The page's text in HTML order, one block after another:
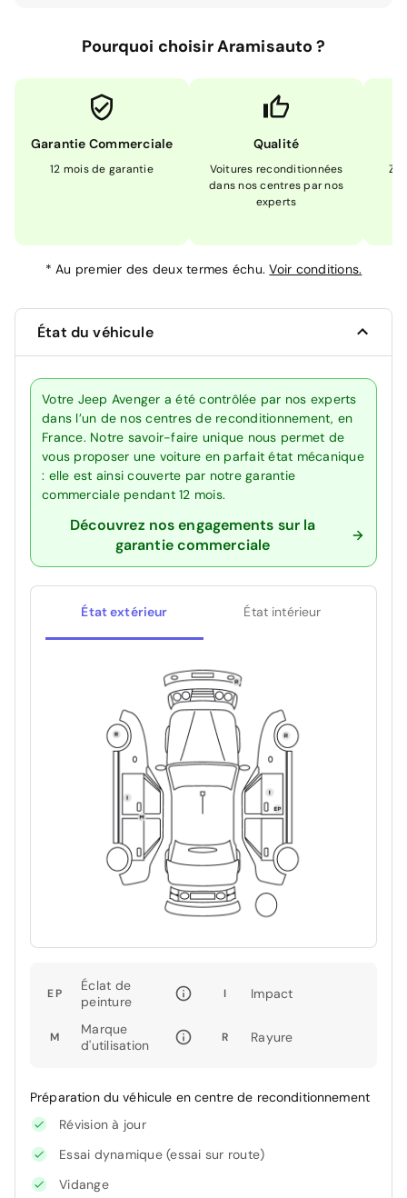
Pourquoi choisir Aramisauto ?
Garantie Commerciale
12 mois de garantie
Qualité
Voitures reconditionnées
dans nos centres par nos
experts
*Au premier des deux termes échu.Voir conditions.
État du véhicule
Votre Jeep Avenger a été contrôlée par nos experts
dans l’un de nos centres de reconditionnement, en
France. Notre savoir-faire unique nous permet de
vous proposer une voiture en parfait état mécanique
: elle est ainsi couverte par notre garantie
commerciale pendant 12 mois.
Découvrez nos engagements sur la
garantie commerciale
État extérieur État intérieur
EP
Éclat de
peinture
I Impact
M
Marque
d'utilisation
R Rayure
Préparation du véhicule en centre de reconditionnement
Révision à jour
Essai dynamique (essai sur route)
Vidange